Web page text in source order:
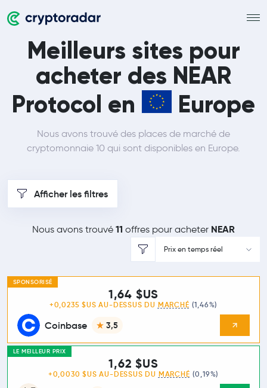
Meilleurs sites pour
acheter des NEAR
Protocol en
Europe
Nous avons trouvé des places de marché de
cryptomonnaie 10 qui sont disponibles en Europe.
Afficher les filtres
Nous avons trouvé 11 offres pour acheter NEAR
Prix en temps réel
SPONSORISÉ
Coinbase 3,5
1,64 $US
+0,0235 $US AU-DESSUS DU MARCHÉ (1,46%)
LE MEILLEUR PRIX
1,62 $US
+0,0030 $US AU-DESSUS DU MARCHÉ (0,19%)